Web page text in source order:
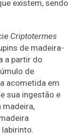
existem, sendo
Criptotermes
de madeira-
a partir do
de
acometida em
sua ingestão e
madeira,